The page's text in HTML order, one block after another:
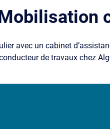
avec un cabinet
de travaux chez